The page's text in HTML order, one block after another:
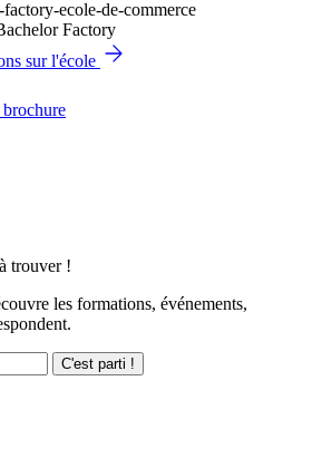
Factory
sur l'école
trouver !
les formations, événements,
C'est parti !